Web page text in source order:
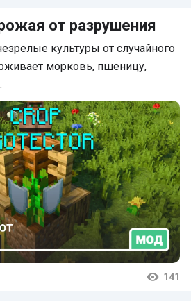
от разрушения
культуры от случайного
морковь, пшеницу,
141